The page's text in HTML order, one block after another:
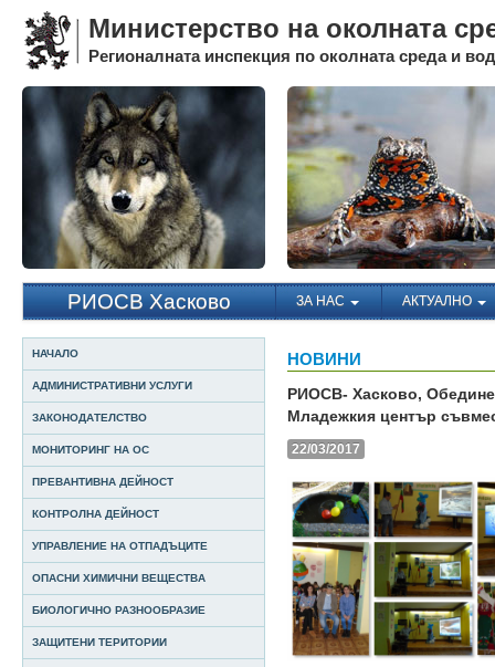
Министерство на околната
Регионалната инспекция по околната среда и
РИОСВ Хасково ЗА НАС АКТУАЛНО
НАЧАЛО
АДМИНИСТРАТИВНИ УСЛУГИ
ЗАКОНОДАТЕЛСТВО
МОНИТОРИНГ НА ОС
ПРЕВАНТИВНА ДЕЙНОСТ
КОНТРОЛНА ДЕЙНОСТ
УПРАВЛЕНИЕ НА ОТПАДЪЦИТЕ
ОПАСНИ ХИМИЧНИ ВЕЩЕСТВА
БИОЛОГИЧНО РАЗНООБРАЗИЕ
ЗАЩИТЕНИ ТЕРИТОРИИ
НОВИНИ
РИОСВ- Хасково,
Младежкия център
22/03/2017